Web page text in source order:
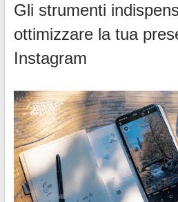
Gli strumenti
ottimizzare la tua
Instagram